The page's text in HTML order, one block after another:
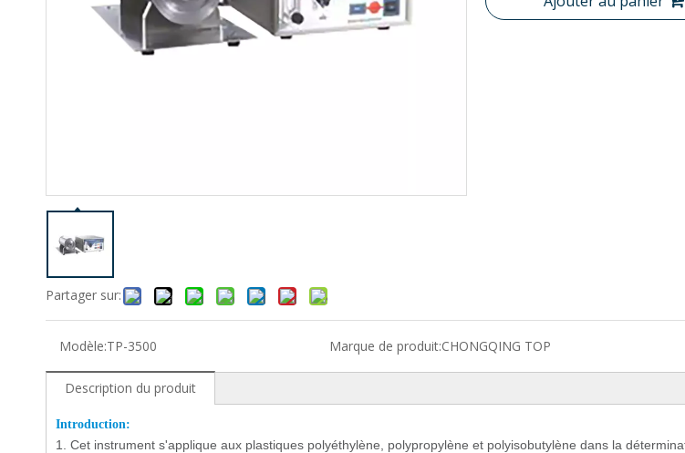
Partager sur:
Modèle:TP-3500 Marque de produit:CHONGQING TOP
Description du produit
Introduction:
1. Cet instrument s'applique aux plastiques polyéthylène, polypropylène et polyisobutylène dans la